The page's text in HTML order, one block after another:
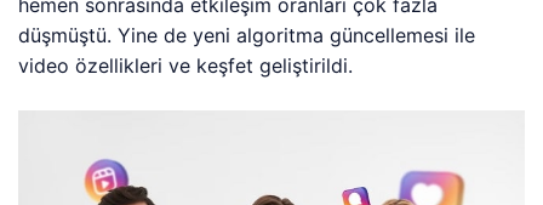
hemen sonrasında etkileşim oranları çok fazla
düşmüştü. Yine de yeni algoritma güncellemesi ile
video özellikleri ve keşfet geliştirildi.